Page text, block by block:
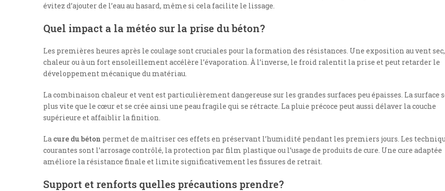
évitez d’ajouter de l’eau au hasard, même si cela facilite le lissage.
Quel impact a la météo sur la prise du béton?
Les premières heures après le coulage sont cruciales pour la formation des résistances. Une exposition au vent
chaleur ou à un fort ensoleillement accélère l’évaporation. À l’inverse, le froid ralentit la prise et peut retarder le
développement mécanique du matériau.
La combinaison chaleur et vent est particulièrement dangereuse sur les grandes surfaces peu épaisses. La surface
plus vite que le cœur et se crée ainsi une peau fragile qui se rétracte. La pluie précoce peut aussi délaver la couche
supérieure et affaiblir la finition.
La cure du béton permet de maîtriser ces effets en préservant l’humidité pendant les premiers jours. Les
courantes sont l’arrosage contrôlé, la protection par film plastique ou l’usage de produits de cure. Une cure adaptée
améliore la résistance finale et limite significativement les fissures de retrait.
Support et renforts quelles précautions prendre?